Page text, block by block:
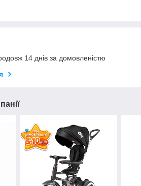
14 днів за домовленістю